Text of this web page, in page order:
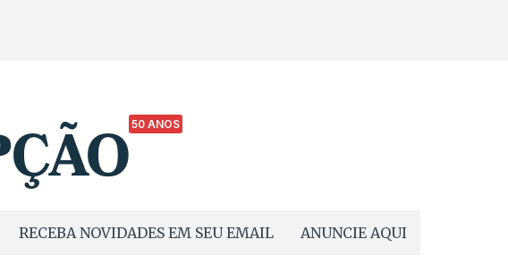
50 ANOS
RECEBA NOVIDADES EM SEU EMAIL ANUNCIE AQUI